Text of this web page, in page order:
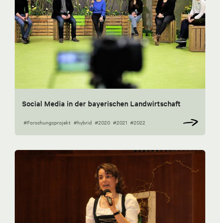
Social Media in der bayerischen Landwirtschaft
#Forschungsprojekt #hybrid #2020 #2021 #2022